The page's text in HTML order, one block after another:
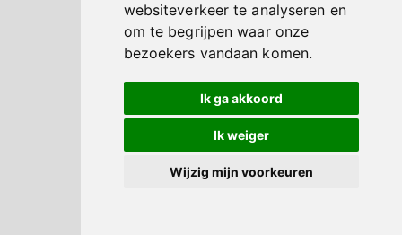
websiteverkeer te analyseren en
om te begrijpen waar onze
bezoekers vandaan komen.
Ik ga akkoord
Ik weiger
Wijzig mijn voorkeuren